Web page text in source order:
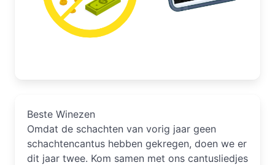
Beste Winezen
Omdat de schachten van vorig jaar geen
schachtencantus hebben gekregen, doen we er
dit jaar twee. Kom samen met ons cantusliedjes